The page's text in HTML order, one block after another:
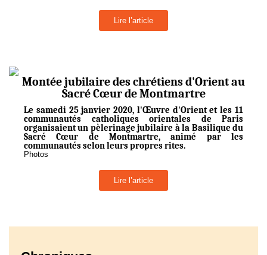
Lire l’article
Montée jubilaire des chrétiens d'Orient au
Sacré Cœur de Montmartre
Le samedi 25 janvier 2020, l'Œuvre d'Orient et les 11
communautés catholiques orientales de Paris
organisaient un pèlerinage jubilaire à la Basilique du
Sacré Cœur de Montmartre, animé par les
communautés selon leurs propres rites.
Photos
Lire l’article